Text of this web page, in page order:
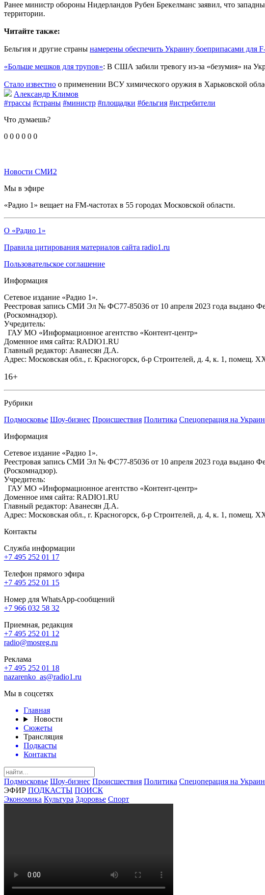
Ранее министр обороны Нидерландов Рубен Брекелманс заявил, что
территории.
Читайте также:
Бельгия и другие страны намерены обеспечить Украину боеприпасами для
«‎Больше мешков для трупов»: В США забили тревогу из-за «безумия» на
Стало известно о применении ВСУ химического оружия в Харьковской
Александр Климов
#трассы #страны #министр #площадки #бельгия #истребители
Что думаешь?
0 0 0 0 0 0
Новости СМИ2
Мы в эфире
«Радио 1» вещает на FM-частотах в 55 городах Московской области.
О «Радио 1»
Правила цитирования материалов сайта radio1.ru
Пользовательское соглашение
Информация
Сетевое издание «Радио 1».
Реестровая запись СМИ Эл № ФС77-85036 от 10 апреля 2023 года выдано
(Роскомнадзор).
Учредитель:
ГАУ МО «Информационное агентство «Контент-центр»
Доменное имя сайта: RADIO1.RU
Главный редактор: Аванесян Д.А.
Адрес: Московская обл., г. Красногорск, б-р Строителей, д. 4, к. 1, помещ.
16+
Рубрики
Подмосковье Шоу-бизнес Происшествия Политика Спецоперация на
Информация
Сетевое издание «Радио 1».
Реестровая запись СМИ Эл № ФС77-85036 от 10 апреля 2023 года выдано
(Роскомнадзор).
Учредитель:
ГАУ МО «Информационное агентство «Контент-центр»
Доменное имя сайта: RADIO1.RU
Главный редактор: Аванесян Д.А.
Адрес: Московская обл., г. Красногорск, б-р Строителей, д. 4, к. 1, помещ.
Контакты
Служба информации
+7 495 252 01 17
Телефон прямого эфира
+7 495 252 01 15
Номер для WhatsApp-сообщений
+7 966 032 58 32
Приемная, редакция
+7 495 252 01 12
radio@mosreg.ru
Реклама
+7 495 252 01 18
nazarenko_as@radio1.ru
Мы в соцсетях
Главная
Новости
Сюжеты
Трансляция
Подкасты
Контакты
Подмосковье Шоу-бизнес Происшествия Политика Спецоперация на
ЭФИР ПОДКАСТЫ ПОИСК
Экономика Культура Здоровье Спорт